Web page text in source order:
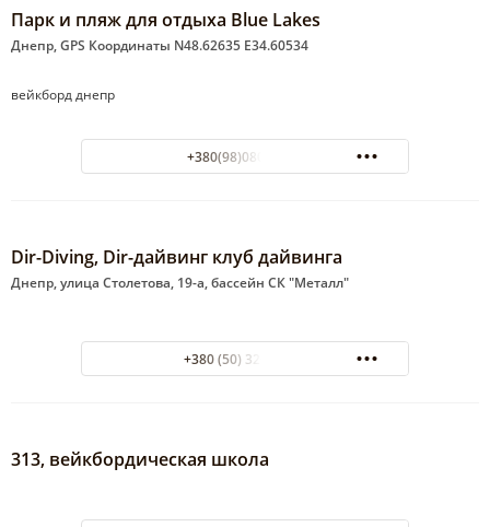
Парк и пляж для отдыха Blue Lakes
Днепр, GPS Координаты N48.62635 E34.60534
вейкборд днепр
+380(98)080-65-88
Dir-Diving, Dir-дайвинг клуб дайвинга
Днепр, улица Столетова, 19-а, бассейн СК "Металл"
+380 (50) 320-16-36
313, вейкбордическая школа